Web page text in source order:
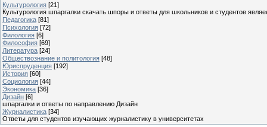
Культурология [21]
Культурология шпаргалки скачать шпоры и ответы для школьников и студентов
Педагогика [81]
Психология [72]
Филология [6]
Философия [69]
Литература [24]
Обществознание и политология [48]
Юриспруденция [192]
История [60]
Социология [44]
Экономика [36]
Дизайн [6]
шпаргалки и ответы по направлению Дизайн
Журналистика [34]
Ответы для студентов изучающих журналистику в университетах